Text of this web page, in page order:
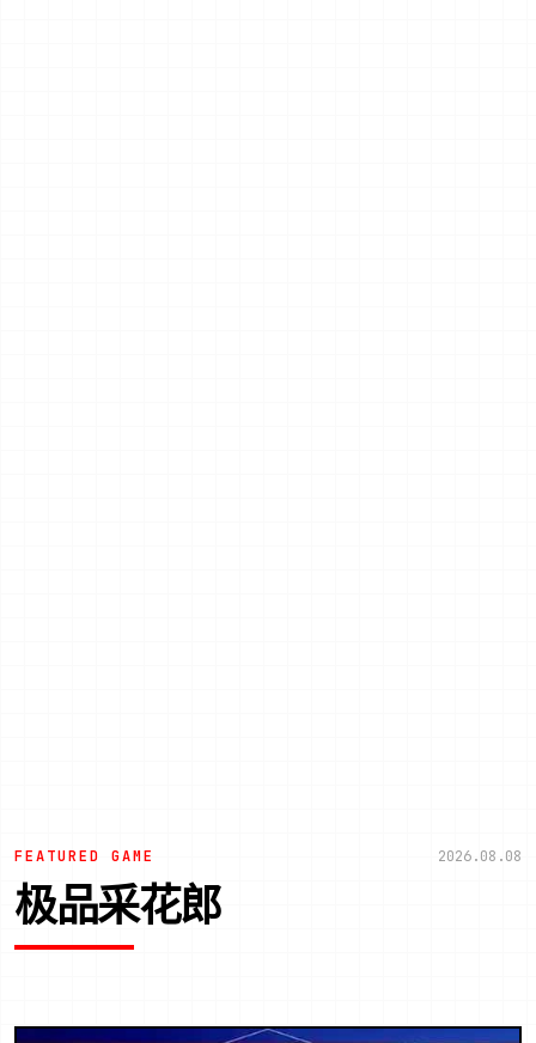
FEATURED GAME 2026.08.08
极品采花郎